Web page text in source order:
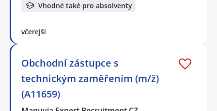
Vhodné také pro absolventy
včerejší
Obchodní zástupce s
technickým zaměřením (m/ž)
(A11659)